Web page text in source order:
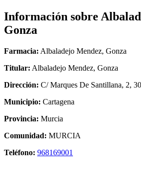
Información sobre
Gonza
Farmacia: Albaladejo Mendez, Gonza
Titular: Albaladejo Mendez, Gonza
Dirección: C/ Marques De Santillana, 2,
Municipio: Cartagena
Provincia: Murcia
Comunidad: MURCIA
Teléfono: 968169001